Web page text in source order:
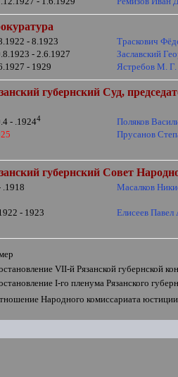
- 8.1923
Траскович
- 2.6.1927
Заславский
- 1929
Ястребов М. Г.
губернский Суд,
- .19244
Поляков
Прусанов
губернский Совет
.1918 Масалков
- 1923 Елисеев Павел
VII-й Рязанской губернской
I-го пленума Рязанского
Народного комиссариата